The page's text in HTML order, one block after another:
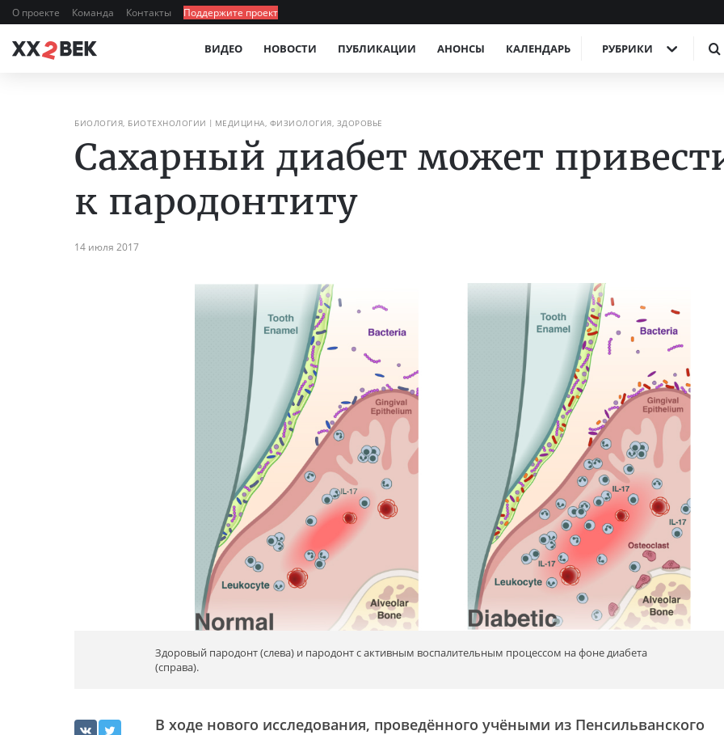
О проекте Команда Контакты Поддержите проект
ВИДЕО НОВОСТИ ПУБЛИКАЦИИ АНОНСЫ КАЛЕНДАРЬ РУБРИКИ
БИОЛОГИЯ, БИОТЕХНОЛОГИИ МЕДИЦИНА, ФИЗИОЛОГИЯ, ЗДОРОВЬЕ
Сахарный диабет может
к пародонтиту
14 июля 2017
Здоровый пародонт (слева) и пародонт с активным воспалительным процессом на фоне диабета
(справа).
В ходе нового исследования, проведённого учёными из Пенсильванского